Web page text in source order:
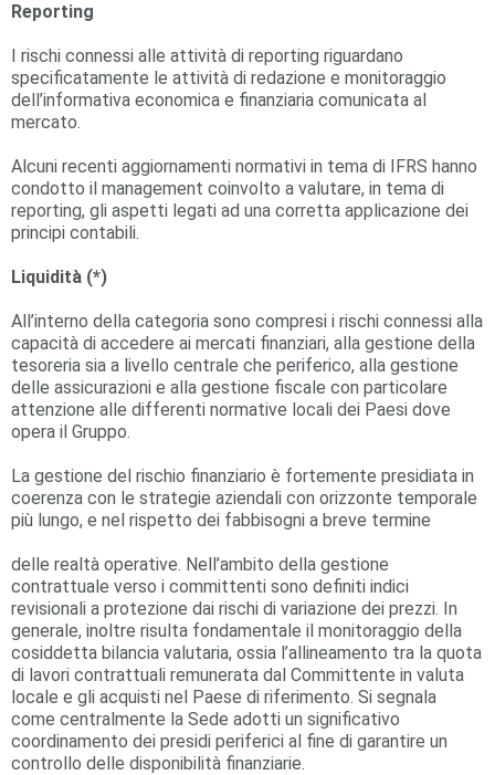
Reporting
I rischi connessi alle attività di reporting riguardano
specificatamente le attività di redazione e monitoraggio
dell’informativa economica e finanziaria comunicata al
mercato.
Alcuni recenti aggiornamenti normativi in tema di IFRS hanno
condotto il management coinvolto a valutare, in tema di
reporting, gli aspetti legati ad una corretta applicazione dei
principi contabili.
Liquidità (*)
All’interno della categoria sono compresi i rischi connessi alla
capacità di accedere ai mercati finanziari, alla gestione della
tesoreria sia a livello centrale che periferico, alla gestione
delle assicurazioni e alla gestione fiscale con particolare
attenzione alle differenti normative locali dei Paesi dove
opera il Gruppo.
La gestione del rischio finanziario è fortemente presidiata in
coerenza con le strategie aziendali con orizzonte temporale
più lungo, e nel rispetto dei fabbisogni a breve termine
delle realtà operative. Nell’ambito della gestione
contrattuale verso i committenti sono definiti indici
revisionali a protezione dai rischi di variazione dei prezzi. In
generale, inoltre risulta fondamentale il monitoraggio della
cosiddetta bilancia valutaria, ossia l’allineamento tra la quota
di lavori contrattuali remunerata dal Committente in valuta
locale e gli acquisti nel Paese di riferimento. Si segnala
come centralmente la Sede adotti un significativo
coordinamento dei presidi periferici al fine di garantire un
controllo delle disponibilità finanziarie.